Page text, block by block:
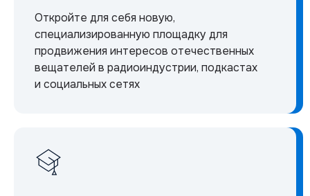
Откройте для себя новую,
специализированную площадку для
продвижения интересов отечественных
вещателей в радиоиндустрии, подкастах
и социальных сетях